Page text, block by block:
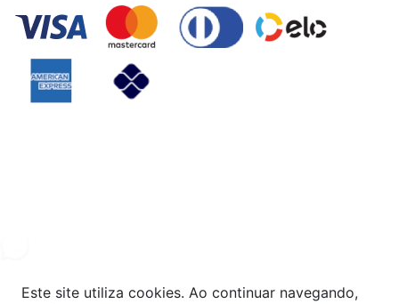
Este site utiliza cookies. Ao continuar navegando,